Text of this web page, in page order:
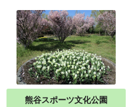
熊谷スポーツ文化公園